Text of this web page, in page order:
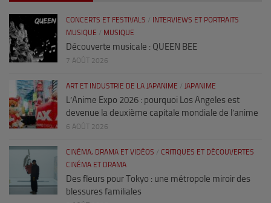
CONCERTS ET FESTIVALS /
INTERVIEWS ET PORTRAITS
MUSIQUE / MUSIQUE
Découverte musicale : QUEEN BEE
7 AOÛT 2026
ART ET INDUSTRIE DE LA JAPANIME / JAPANIME
L’Anime Expo 2026 : pourquoi Los Angeles est
devenue la deuxième capitale mondiale de l’anime
6 AOÛT 2026
CINÉMA, DRAMA ET VIDÉOS / CRITIQUES ET DÉCOUVERTES
CINÉMA ET DRAMA
Des fleurs pour Tokyo : une métropole miroir des
blessures familiales